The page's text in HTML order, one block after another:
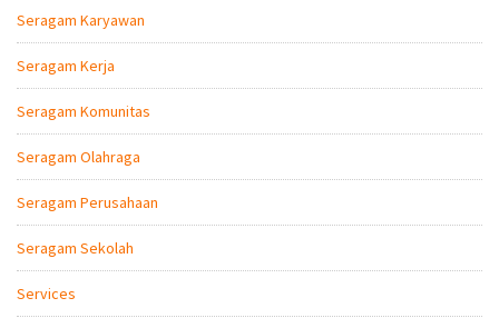
Seragam Karyawan
Seragam Kerja
Seragam Komunitas
Seragam Olahraga
Seragam Perusahaan
Seragam Sekolah
Services